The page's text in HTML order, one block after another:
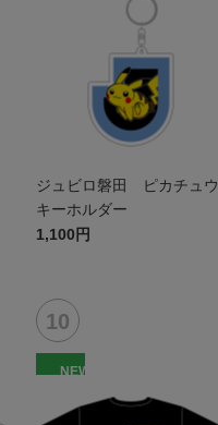
ジュビロ磐田 ピカチュウ
キーホルダー
1,100円
NEW